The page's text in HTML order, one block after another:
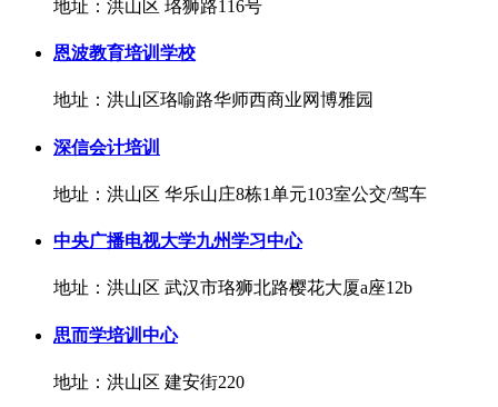
地址：洪山区 珞狮路116号
恩波教育培训学校
地址：洪山区珞喻路华师西商业网博雅园
深信会计培训
地址：洪山区 华乐山庄8栋1单元103室公交/驾车
中央广播电视大学九州学习中心
地址：洪山区 武汉市珞狮北路樱花大厦a座12b
思而学培训中心
地址：洪山区 建安街220